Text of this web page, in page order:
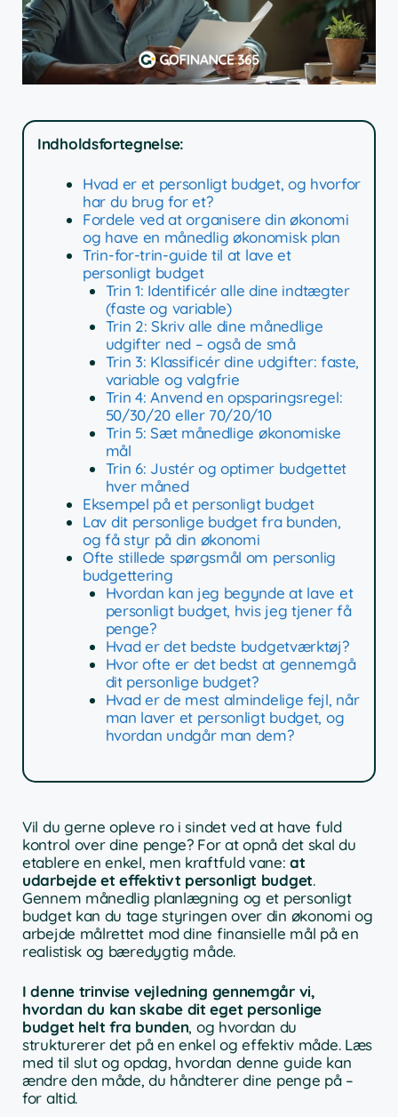
Indholdsfortegnelse:
Hvad er et personligt budget, og hvorfor
har du brug for et?
Fordele ved at organisere din økonomi
og have en månedlig økonomisk plan
Trin-for-trin-guide til at lave et
personligt budget
Trin 1: Identificér alle dine indtægter
(faste og variable)
Trin 2: Skriv alle dine månedlige
udgifter ned – også de små
Trin 3: Klassificér dine udgifter: faste,
variable og valgfrie
Trin 4: Anvend en opsparingsregel:
50/30/20 eller 70/20/10
Trin 5: Sæt månedlige økonomiske
mål
Trin 6: Justér og optimer budgettet
hver måned
Eksempel på et personligt budget
Lav dit personlige budget fra bunden,
og få styr på din økonomi
Ofte stillede spørgsmål om personlig
budgettering
Hvordan kan jeg begynde at lave et
personligt budget, hvis jeg tjener få
penge?
Hvad er det bedste budgetværktøj?
Hvor ofte er det bedst at gennemgå
dit personlige budget?
Hvad er de mest almindelige fejl, når
man laver et personligt budget, og
hvordan undgår man dem?
Vil du gerne opleve ro i sindet ved at have fuld
kontrol over dine penge? For at opnå det skal du
etablere en enkel, men kraftfuld vane:at
udarbejde et effektivt personligt budget.
Gennem månedlig planlægning og et personligt
budget kan du tage styringen over din økonomi og
arbejde målrettet mod dine finansielle mål på en
realistisk og bæredygtig måde.
I denne trinvise vejledning gennemgår vi,
hvordan du kan skabe dit eget personlige
budget helt fra bunden, og hvordan du
strukturerer det på en enkel og effektiv måde. Læs
med til slut og opdag, hvordan denne guide kan
ændre den måde, du håndterer dine penge på –
for altid.